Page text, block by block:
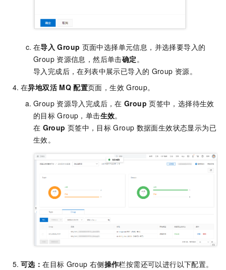
在导入 Group 页面中选择单元信息，并选择要导入的
Group 资源信息，然后单击确定 。
导入完成后，在列表中展示已导入的 Group 资源。
在异地双活 MQ 配置页面，生效 Group。
Group 资源导入完成后，在 Group 页签中，选择待生效
的目标 Group，单击生效。
在 Group 页签中，目标 Group 数据面生效状态显示为已
生效。
可选：在目标 Group 右侧操作栏按需还可以进行以下配置。